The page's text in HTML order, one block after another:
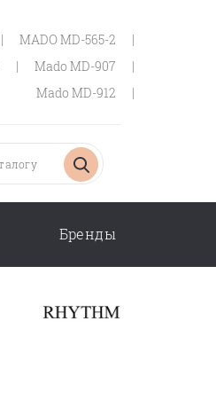
| MADO MD-565-2
|
| Mado MD-907
|
Mado MD-912
|
Бренды